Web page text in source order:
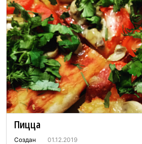
Пицца
Создан 01.12.2019